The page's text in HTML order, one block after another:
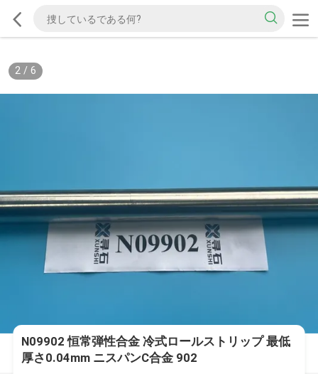
2/ 6
N09902 恒常弾性合金 冷式ロールストリップ 最低
厚さ0.04mm ニスパンC合金 902